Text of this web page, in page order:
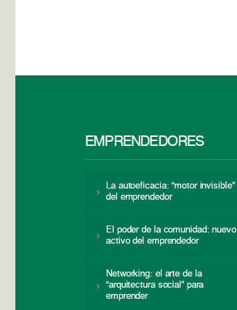
EMPRENDEDORES
La autoeficacia: “motor invisible”
del emprendedor
El poder de la comunidad: nuevo
activo del emprendedor
Networking: el arte de la
“arquitectura social” para
emprender